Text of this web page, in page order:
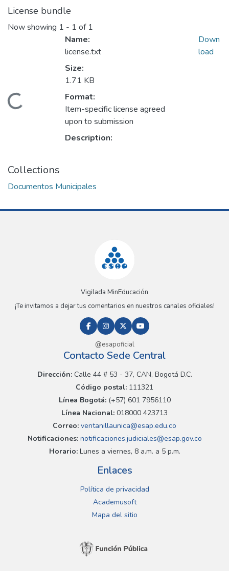
License bundle
Now showing 1 - 1 of 1
Loading...
Name:
license.txt
Size:
1.71 KB
Format:
Item-specific license agreed
upon to submission
Description:
Down
load
Collections
Documentos Municipales
Vigilada MinEducación
¡Te invitamos a dejar tus comentarios en nuestros canales oficiales!
@esapoficial
Contacto Sede Central
Dirección:Calle 44 # 53 - 37, CAN, Bogotá D.C.
Código postal: 111321
Línea Bogotá:(+57) 601 7956110
Línea Nacional: 018000 423713
Correo: ventanillaunica@esap.edu.co
Notificaciones:notificaciones.judiciales@esap.gov.co
Horario:Lunes a viernes, 8 a.m. a 5 p.m.
Enlaces
Política de privacidad
Academusoft
Mapa del sitio